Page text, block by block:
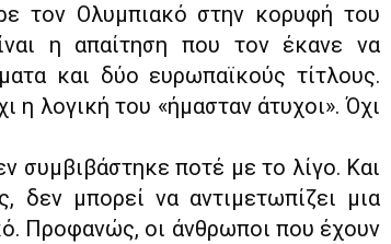
τον Ολυμπιακό στην κορυφή του
η απαίτηση που τον έκανε να
και δύο ευρωπαϊκούς τίτλους.
η λογική του «ήμασταν άτυχοι». Όχι
συμβιβάστηκε ποτέ με το λίγο. Και
δεν μπορεί να αντιμετωπίζει μια
Προφανώς, οι άνθρωποι που έχουν